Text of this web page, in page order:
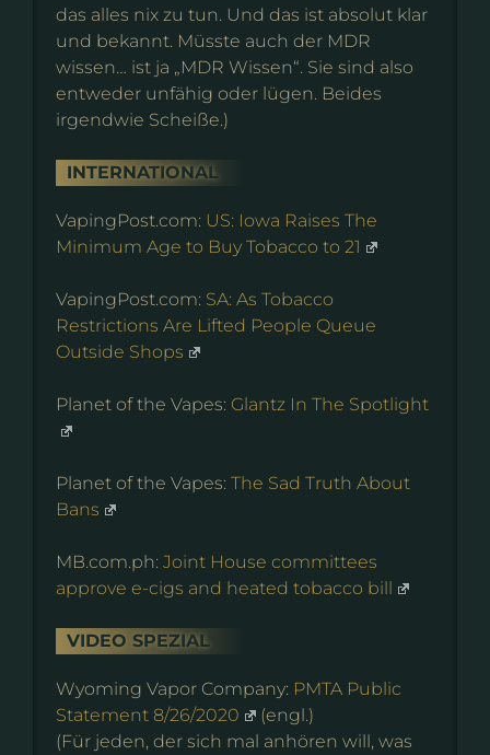
das alles nix zu tun. Und das ist absolut klar
und bekannt. Müsste auch der MDR
wissen… ist ja „MDR Wissen“. Sie sind also
entweder unfähig oder lügen. Beides
irgendwie Scheiße.)
INTERNATIONAL
VapingPost.com: US: Iowa Raises The
Minimum Age to Buy Tobacco to 21
VapingPost.com: SA: As Tobacco
Restrictions Are Lifted People Queue
Outside Shops
Planet of the Vapes: Glantz In The Spotlight
Planet of the Vapes: The Sad Truth About
Bans
MB.com.ph: Joint House committees
approve e-cigs and heated tobacco bill
VIDEO SPEZIAL
Wyoming Vapor Company: PMTA Public
Statement 8/26/2020
(engl.)
(Für jeden, der sich mal anhören will, was